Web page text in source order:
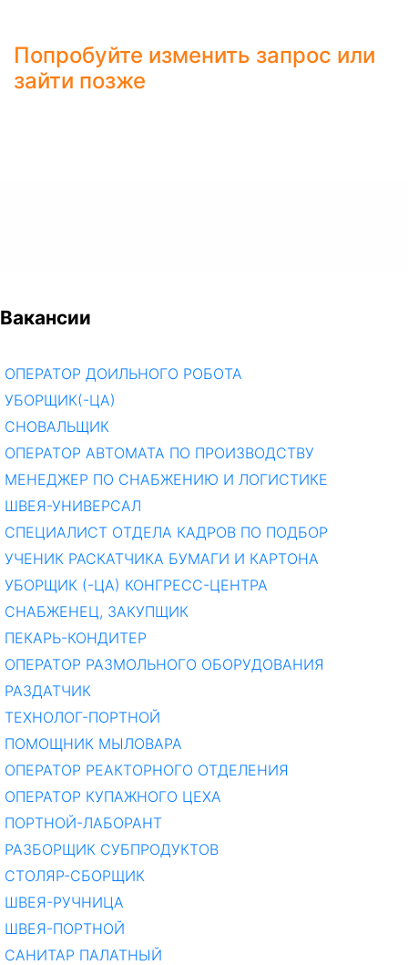
Попробуйте изменить запрос или
зайти позже
Вакансии
ОПЕРАТОР ДОИЛЬНОГО РОБОТА
УБОРЩИК(-ЦА)
СНОВАЛЬЩИК
ОПЕРАТОР АВТОМАТА ПО ПРОИЗВОДСТВУ
МЕНЕДЖЕР ПО СНАБЖЕНИЮ И ЛОГИСТИКЕ
ШВЕЯ-УНИВЕРСАЛ
СПЕЦИАЛИСТ ОТДЕЛА КАДРОВ ПО ПОДБОР
УЧЕНИК РАСКАТЧИКА БУМАГИ И КАРТОНА
УБОРЩИК (-ЦА) КОНГРЕСС-ЦЕНТРА
СНАБЖЕНЕЦ, ЗАКУПЩИК
ПЕКАРЬ-КОНДИТЕР
ОПЕРАТОР РАЗМОЛЬНОГО ОБОРУДОВАНИЯ
РАЗДАТЧИК
ТЕХНОЛОГ-ПОРТНОЙ
ПОМОЩНИК МЫЛОВАРА
ОПЕРАТОР РЕАКТОРНОГО ОТДЕЛЕНИЯ
ОПЕРАТОР КУПАЖНОГО ЦЕХА
ПОРТНОЙ-ЛАБОРАНТ
РАЗБОРЩИК СУБПРОДУКТОВ
СТОЛЯР-СБОРЩИК
ШВЕЯ-РУЧНИЦА
ШВЕЯ-ПОРТНОЙ
САНИТАР ПАЛАТНЫЙ